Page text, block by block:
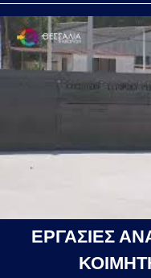
ΕΡΓΑΣΙΕΣ